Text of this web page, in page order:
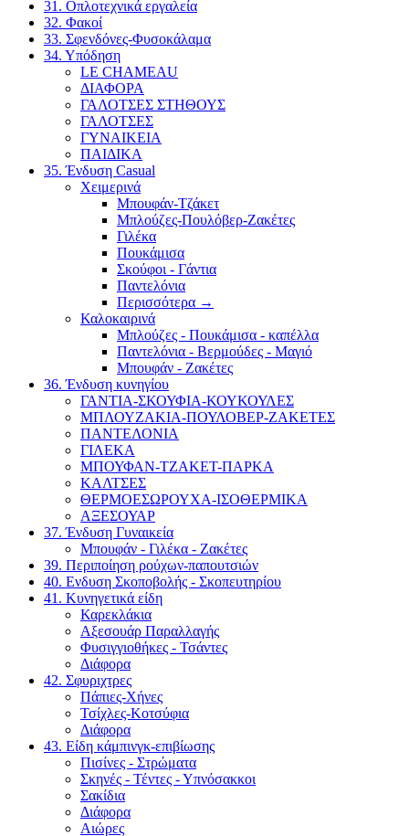
31. Οπλοτεχνικά εργαλεία
32. Φακοί
33. Σφενδόνες-Φυσοκάλαμα
34. Υπόδηση
LE CHAMEAU
ΔΙΑΦΟΡΑ
ΓΑΛΟΤΣΕΣ ΣΤΗΘΟΥΣ
ΓΑΛΟΤΣΕΣ
ΓΥΝΑΙΚΕΙΑ
ΠΑΙΔΙΚΑ
35. Ένδυση Casual
Χειμερινά
Μπουφάν-Τζάκετ
Μπλούζες-Πουλόβερ-Ζακέτες
Γιλέκα
Πουκάμισα
Σκούφοι - Γάντια
Παντελόνια
Περισσότερα →
Καλοκαιρινά
Μπλούζες - Πουκάμισα - καπέλλα
Παντελόνια - Βερμούδες - Μαγιό
Μπουφάν - Ζακέτες
36. Ένδυση κυνηγίου
ΓΑΝΤΙΑ-ΣΚΟΥΦΙΑ-ΚΟΥΚΟΥΛΕΣ
ΜΠΛΟΥΖΑΚΙΑ-ΠΟΥΛΟΒΕΡ-ΖΑΚΕΤΕΣ
ΠΑΝΤΕΛΟΝΙΑ
ΓΙΛΕΚΑ
ΜΠΟΥΦΑΝ-ΤΖΑΚΕΤ-ΠΑΡΚΑ
ΚΑΛΤΣΕΣ
ΘΕΡΜΟΕΣΩΡΟΥΧΑ-ΙΣΟΘΕΡΜΙΚΑ
ΑΞΕΣΟΥΑΡ
37. Ένδυση Γυναικεία
Μπουφάν - Γιλέκα - Ζακέτες
39. Περιποίηση ρούχων-παπουτσιών
40. Ενδυση Σκοποβολής - Σκοπευτηρίου
41. Κυνηγετικά είδη
Καρεκλάκια
Αξεσουάρ Παραλλαγής
Φυσιγγιοθήκες - Τσάντες
Διάφορα
42. Σφυριχτρες
Πάπιες-Χήνες
Τσίχλες-Κοτσύφια
Διάφορα
43. Είδη κάμπινγκ-επιβίωσης
Πισίνες - Στρώματα
Σκηνές - Τέντες - Υπνόσακκοι
Σακίδια
Διάφορα
Αιώρες